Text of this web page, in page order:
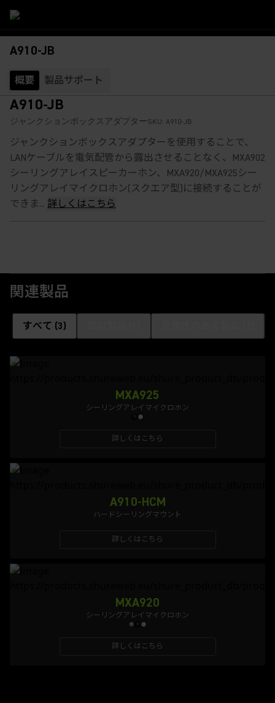
A910-JB
概要 製品サポート
A910-JB
ジャンクションボックスアダプターSKU: A910-JB
ジャンクションボックスアダプターを使用することで、
LANケーブルを電気配管から露出させることなく、MXA902
シーリングアレイスピーカーホン、MXA920/MXA925シー
リングアレイマイクロホン(スクエア型)に接続することが
できま... 詳しくはこちら
関連製品
すべて (3)
MXA925
シーリングアレイマイクロホン
詳しくはこちら
A910-HCM
ハードシーリングマウント
詳しくはこちら
MXA920
シーリングアレイマイクロホン
詳しくはこちら